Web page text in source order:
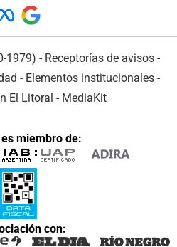
1979) - Receptorías de avisos -
- Elementos institucionales-
El Litoral - MediaKit
miembro de:
con: